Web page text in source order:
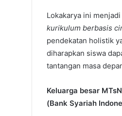
Lokakarya ini
kurikulum berbasis
pendekatan holistik
diharapkan siswa
tantangan masa
Keluarga besar
(Bank Syariah